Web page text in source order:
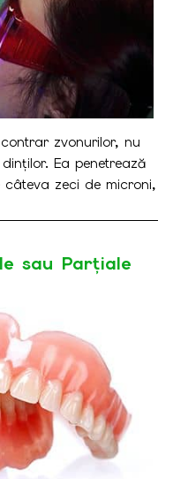
zvonurilor, nu
Ea penetrează
zeci de microni,
smalțul în noua
mult mai scurt al celei
sau Parțiale